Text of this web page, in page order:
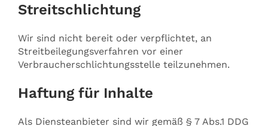
Streitschlichtung
Wir sind nicht bereit oder verpflichtet, an
Streitbeilegungsverfahren vor einer
Verbraucherschlichtungsstelle teilzunehmen.
Haftung für Inhalte
Als Diensteanbieter sind wir gemäß § 7 Abs.1 DDG